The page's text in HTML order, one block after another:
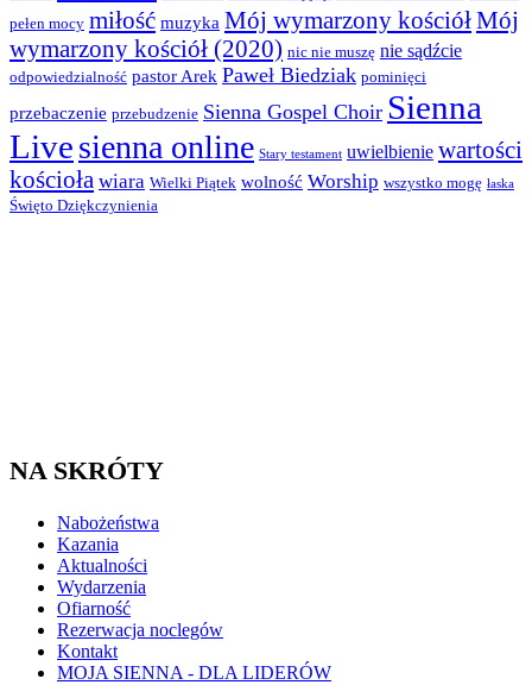
pełen mocy miłość muzyka Mój wymarzony kościółMój
wymarzony kościół (2020) nic nie muszę nie sądźcie
odpowiedzialność pastor Arek Paweł Biedziak pominięci
przebaczenie przebudzenie Sienna Gospel Choir Sienna
Livesienna online Stary testament uwielbienie wartości
kościoła wiara Wielki Piątek wolność Worship wszystko mogę łaska
Święto Dziękczynienia
NA SKRÓTY
Nabożeństwa
Kazania
Aktualności
Wydarzenia
Ofiarność
Rezerwacja noclegów
Kontakt
MOJA SIENNA - DLA LIDERÓW